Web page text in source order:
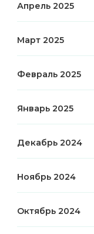
Апрель 2025
Март 2025
Февраль 2025
Январь 2025
Декабрь 2024
Ноябрь 2024
Октябрь 2024